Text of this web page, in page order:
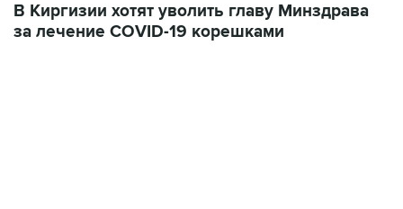
В Киргизии хотят уволить главу Минздрава
за лечение COVID-19 корешками